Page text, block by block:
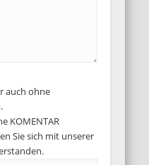
auch ohne
KOMENTAR
Sie sich mit unserer